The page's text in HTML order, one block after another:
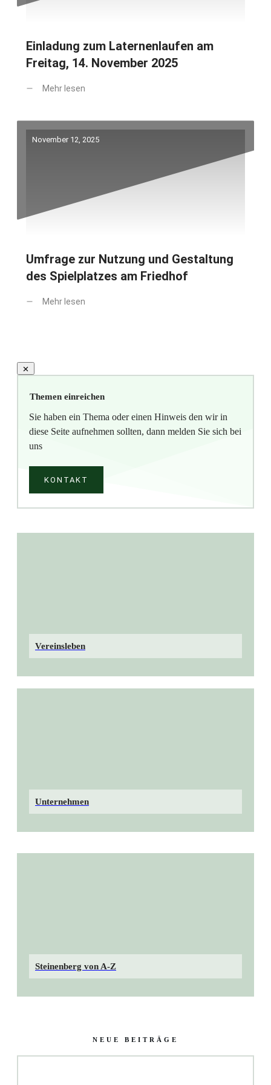
Einladung zum Laternenlaufen am
Freitag, 14. November 2025
Mehr lesen
November 12, 2025
Umfrage zur Nutzung und Gestaltung
des Spielplatzes am Friedhof
Mehr lesen
Themen einreichen
Sie haben ein Thema oder einen Hinweis den wir in
diese Seite aufnehmen sollten, dann melden Sie sich bei
uns
KONTAKT
Vereinsleben
Unternehmen
Steinenberg von A-Z
NEUE BEITRÄGE